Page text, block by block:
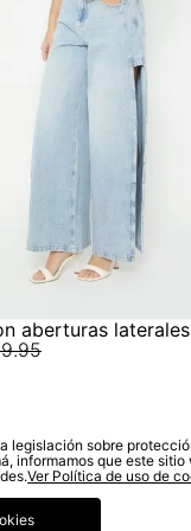
del mismo.
puedes ingresar al
página web
aberturas laterales
.95
NUESTRO
legislación sobre
informamos que este
Ver Política de uso de